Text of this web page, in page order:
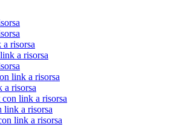
risorsa
a risorsa
link a risorsa
a risorsa
link a risorsa
link a risorsa
link a risorsa